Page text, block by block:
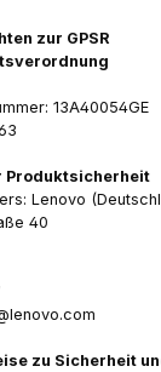
zur GPSR
13A40054GE
Produktsicherheit
Lenovo
40
zu Sicherheit